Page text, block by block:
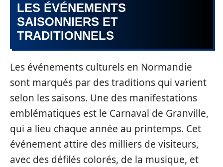
LES ÉVÉNEMENTS
SAISONNIERS ET
TRADITIONNELS
Les événements culturels en Normandie
sont marqués par des traditions qui varient
selon les saisons. Une des manifestations
emblématiques est le Carnaval de Granville,
qui a lieu chaque année au printemps. Cet
événement attire des milliers de visiteurs,
avec des défilés colorés, de la musique, et